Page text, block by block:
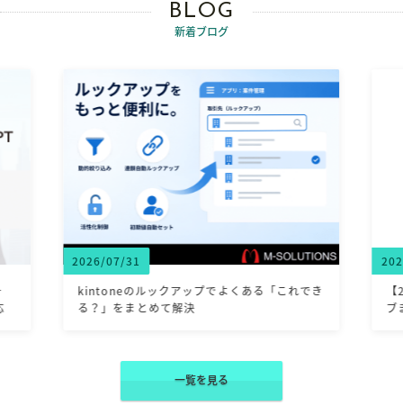
BLOG
新着ブログ
2026/07/31
kintoneのルックアップでよくある「これでき
る？」をまとめて解決
ブ
一覧を見る